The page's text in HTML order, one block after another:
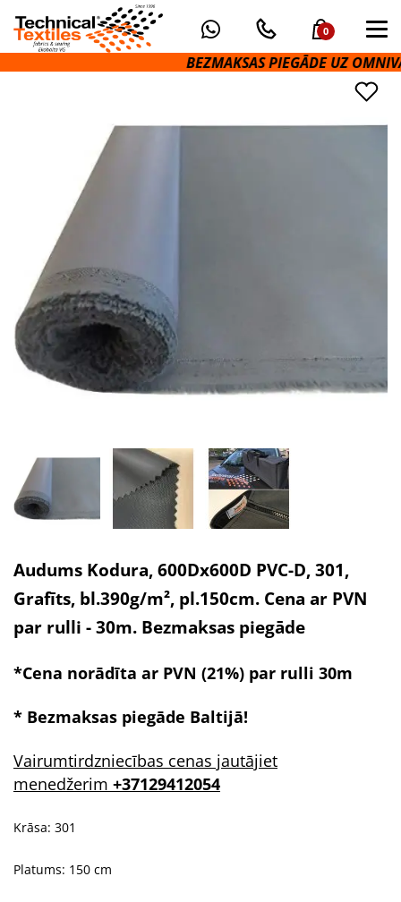
0
BEZMAKSAS PIEGĀDE UZ
Audums Kodura, 600Dx600D PVC-D, 301,
Grafīts, bl.390g/m², pl.150cm. Cena ar PVN
par rulli - 30m. Bezmaksas piegāde
*Cena norādīta ar PVN (21%) par rulli 30m
* Bezmaksas piegāde Baltijā!
Vairumtirdzniecības cenas jautājiet
menedžerim +37129412054
Krāsa: 301
Platums: 150 cm